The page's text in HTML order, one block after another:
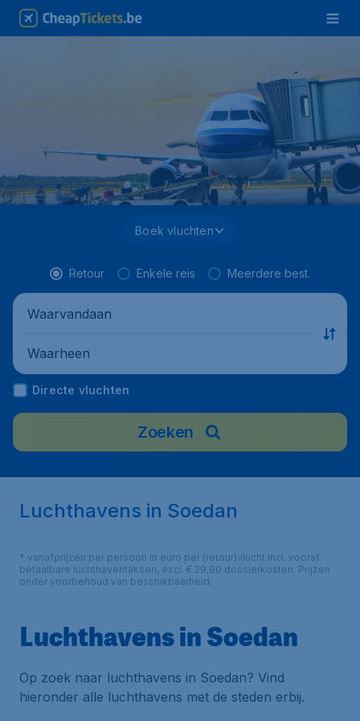
Boek vluchten
Retour Enkele reis Meerdere best.
Waarvandaan
Waarheen
Directe vluchten
Zoeken
Luchthavens in Soedan
* vanafprijzen per persoon in euro per (retour)vlucht incl. vooraf
betaalbare luchthaventaksen, excl. € 29,90 dossierkosten. Prijzen
onder voorbehoud van beschikbaarheid.
Luchthavens in Soedan
Op zoek naar luchthavens in Soedan? Vind
hieronder alle luchthavens met de steden erbij.